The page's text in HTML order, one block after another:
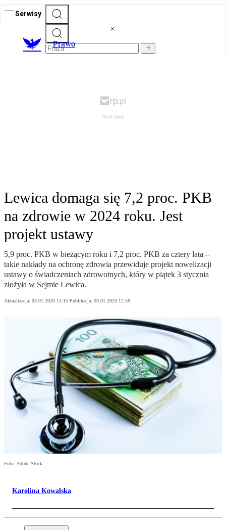
Serwisy
Prawo
Lewica domaga się 7,2 proc. PKB
na zdrowie w 2024 roku. Jest
projekt ustawy
5,9 proc. PKB w bieżącym roku i 7,2 proc. PKB za cztery lata –
takie nakłady na ochronę zdrowia przewiduje projekt nowelizacji
ustawy o świadczeniach zdrowotnych, który w piątek 3 stycznia
złożyła w Sejmie Lewica.
Aktualizacja: 03.01.2020 13:15 Publikacja: 03.01.2020 12:58
Foto: Adobe Stock
Karolina Kowalska